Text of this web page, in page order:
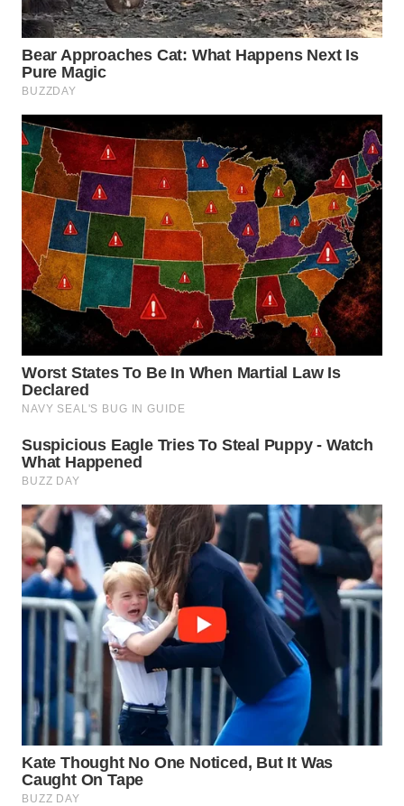
WN
BOGOR
WN
DEPOK
WN
TAPANULI
UTARA
WN
SAMOSIR
WN
PADANG
LAWAS
SUMEDANG
WN
CIANJUR
WN
KEPULAUAN
SERIBU
WN
TANGERANG
WN
BINJAI
WN
CIREBON